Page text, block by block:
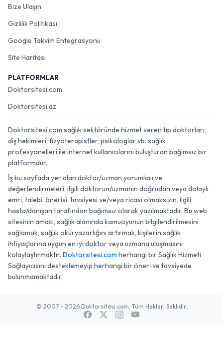
Bize Ulaşın
Gizlilik Politikası
Google Takvim Entegrasyonu
Site Haritası
PLATFORMLAR
Doktorsitesi.com
Doktorsitesi.az
Doktorsitesi.com sağlık sektöründe hizmet veren tıp doktorları,
diş hekimleri, fizyoterapistler, psikologlar vb. sağlık
profesyonelleri ile internet kullanıcılarını buluşturan bağımsız bir
platformdur.
İş bu sayfada yer alan doktor/uzman yorumları ve
değerlendirmeleri, ilgili doktorun/uzmanın doğrudan veya dolaylı
emri, talebi, önerisi, tavsiyesi ve/veya ricası olmaksızın, ilgili
hasta/danışan tarafından bağımsız olarak yazılmaktadır. Bu web
sitesinin amacı, sağlık alanında kamuoyunun bilgilendirilmesini
sağlamak, sağlık okuryazarlığını artırmak, kişilerin sağlık
ihtiyaçlarına uygun en iyi doktor veya uzmana ulaşmasını
kolaylaştırmaktır. Doktorsitesi.com herhangi bir Sağlık Hizmeti
Sağlayıcısını desteklemeyip herhangi bir öneri ve tavsiyede
bulunmamaktadır.
© 2007 - 2026 Doktorsitesi.com. Tüm Hakları Saklıdır.